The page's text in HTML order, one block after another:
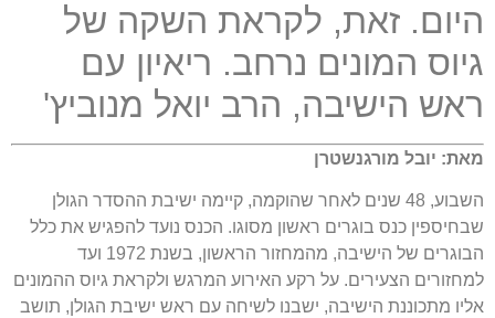
היום. זאת, לקראת השקה של
גיוס המונים נרחב. ריאיון עם
ראש הישיבה, הרב יואל מנוביץ'
מאת: יובל מורגנשטרן
השבוע, 48 שנים לאחר שהוקמה, קיימה ישיבת ההסדר הגולן
שבחיספין כנס בוגרים ראשון מסוגו. הכנס נועד להפגיש את כלל
הבוגרים של הישיבה, מהמחזור הראשון, בשנת
ועד
למחזורים הצעירים. על רקע האירוע המרגש ולקראת גיוס ההמונים
אליו מתכוננת הישיבה, ישבנו לשיחה עם ראש ישיבת הגולן, תושב